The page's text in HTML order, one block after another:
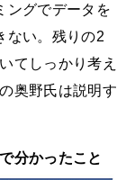
ングでデータを
ない。残りの2
てしっかり考え
奥野氏は説明す
分かったこと